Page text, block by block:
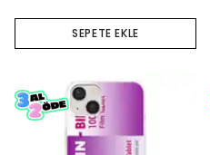
SEPETE EKLE